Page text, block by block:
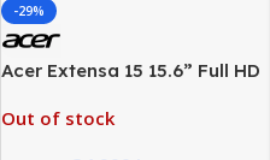
-29%
Acer Extensa 15 15.6” Full HD
RAM, 512GB SSD NVMe
Out of stock